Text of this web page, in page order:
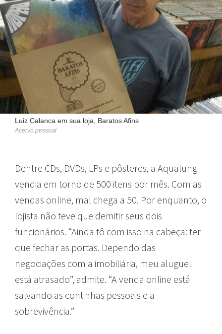
Luiz Calanca em sua loja, Baratos Afins
Acervo pessoal
Dentre CDs, DVDs, LPs e pôsteres, a Aqualung
vendia em torno de 500 itens por mês. Com as
vendas online, mal chega a 50. Por enquanto, o
lojista não teve que demitir seus dois
funcionários. “Ainda tô com isso na cabeça: ter
que fechar as portas. Dependo das
negociações com a imobiliária, meu aluguel
está atrasado”, admite. “A venda online está
salvando as continhas pessoais e a
sobrevivência.”